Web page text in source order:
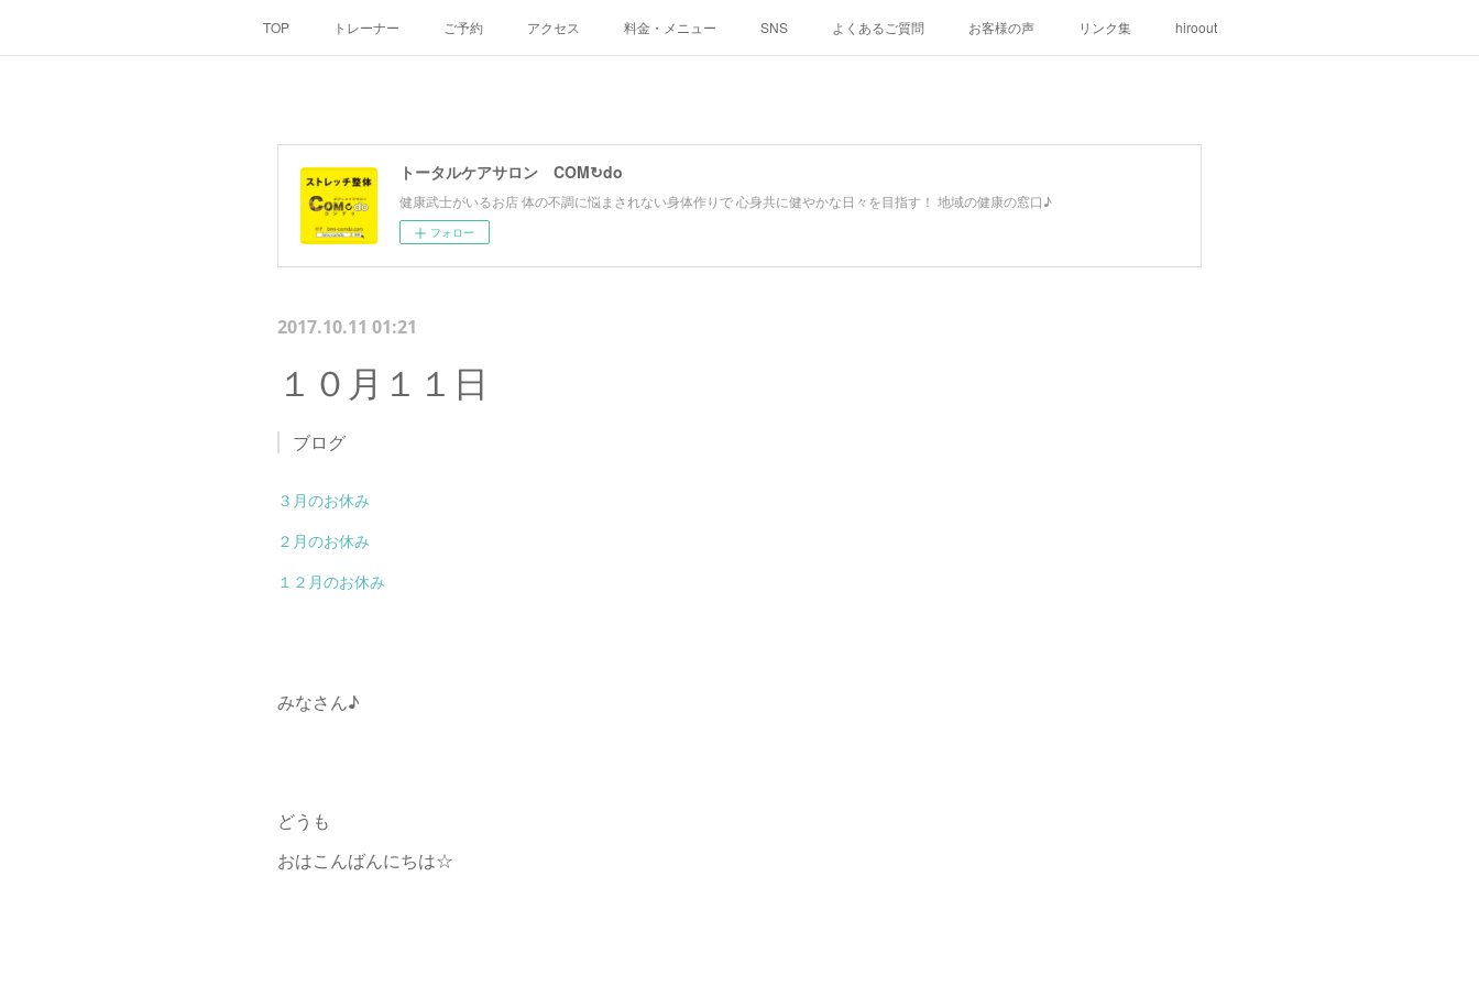
TOP トレーナー ご予約 アクセス 料金・メニュー SNS よくあるご質問 お客様の声 リンク集 hiroout
トータルケアサロン COM↻do
健康武士がいるお店 体の不調に悩まされない身体作りで 心身共に健やかな日々を目指す！ 地域の健康の窓口♪
フォロー
2017.10.11 01:21
１０月１１日
ブログ
３月のお休み
２月のお休み
１２月のお休み
みなさん♪
どうも
おはこんばんにちは☆